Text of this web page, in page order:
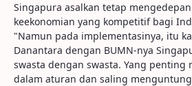
Singapura asalkan tetap
keekonomian yang kompetitif bagi
"Namun pada implementasinya, itu
Danantara dengan BUMN-nya
swasta dengan swasta. Yang penting
dalam aturan dan saling